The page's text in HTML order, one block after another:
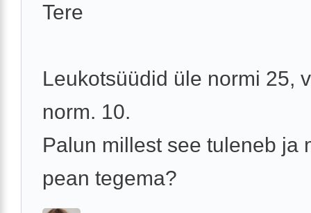
Tere
Leukotsüüdid üle normi 25,
norm. 10.
Palun millest see tuleneb ja
pean tegema?